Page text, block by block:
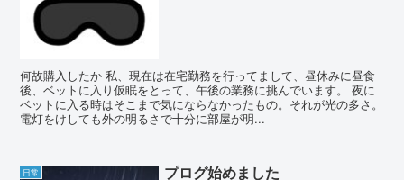
何故購入したか 私、現在は在宅勤務を行ってまして、昼休みに昼食
後、ベットに入り仮眠をとって、午後の業務に挑んでいます。 夜に
ベットに入る時はそこまで気にならなかったもの。それが光の多さ。
電灯をけしても外の明るさで十分に部屋が明...
日常 プログ始めました